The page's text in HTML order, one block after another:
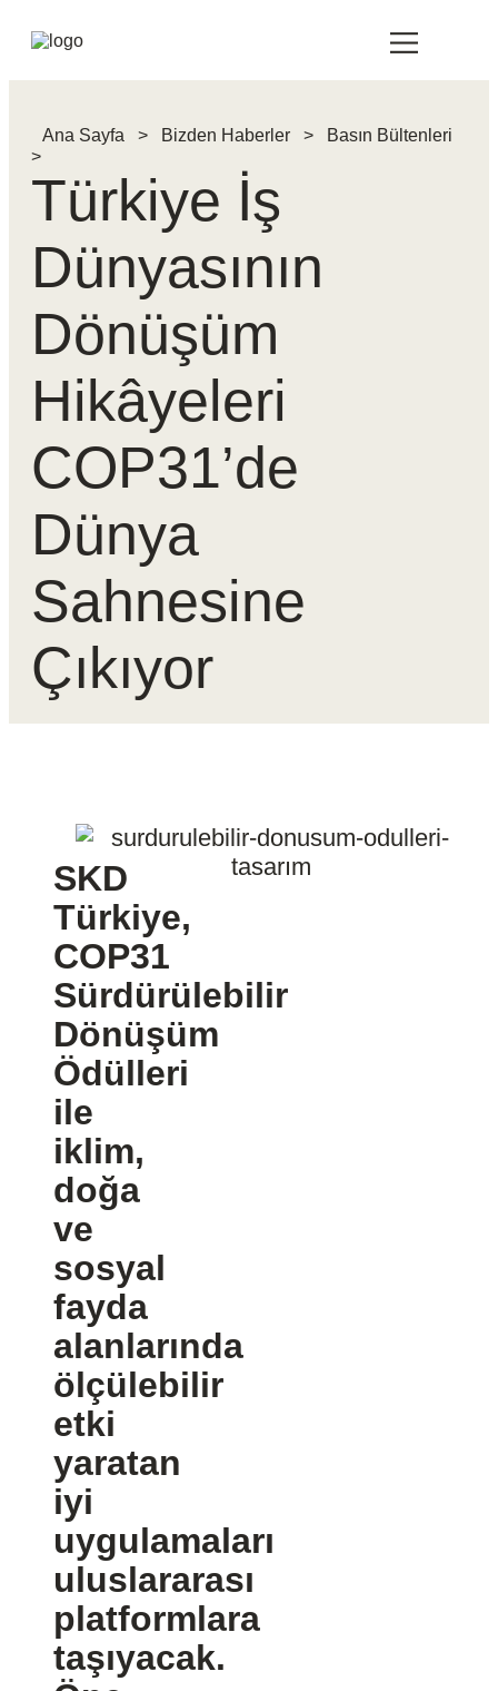
Ana Sayfa > Bizden Haberler >
Basın Bültenleri
>
Türkiye İş
Dünyasının
Dönüşüm
Hikâyeleri
COP31’de
Dünya
Sahnesine
Çıkıyor
SKD
Türkiye,
COP31
Sürdürülebilir
Dönüşüm
Ödülleri
ile
iklim,
doğa
ve
sosyal
fayda
alanlarında
ölçülebilir
etki
yaratan
iyi
uygulamaları
uluslararası
platformlara
taşıyacak.